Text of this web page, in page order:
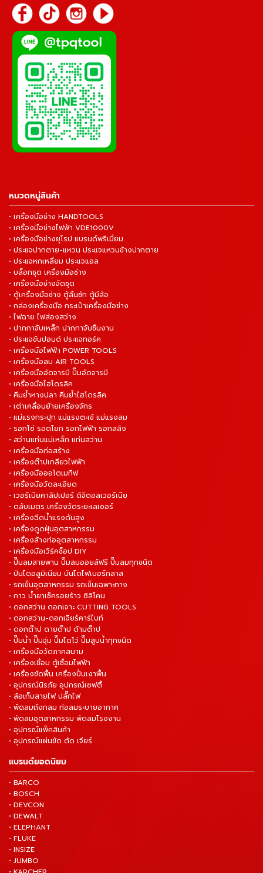
หมวดหมู่สินค้า
• เครื่องมือช่าง HANDTOOLS
• เครื่องมือช่างไฟฟ้า VDE1000V
• เครื่องมือช่างยุโรป แบรนด์พรีเมี่ยม
• ประแจปากตาย-แหวน ประแจแหวนข้างปากตาย
• ประแจหกเหลี่ยม ประแจแอล
• บล็อกชุด เครื่องมือช่าง
• เครื่องมือช่างจัดชุด
• ตู้เครื่องมือช่าง ตู้ลิ้นชัก ตู้มีล้อ
• กล่องเครื่องมือ กระเป๋าเครื่องมือช่าง
• ไฟฉาย ไฟส่องสว่าง
• ปากกาจับเหล็ก ปากกาจับชิ้นงาน
• ประแจขันปอนด์ ประแจทอร์ค
• เครื่องมือไฟฟ้า POWER TOOLS
• เครื่องมือลม AIR TOOLS
• เครื่องมืออัดจารบี ปั๊มอัดจารบี
• เครื่องมือไฮโดรลิค
• คีมย้ำหางปลา คีมย้ำไฮโดรลิค
• เต่าเคลื่อนย้ายเครื่องจักร
• แม่แรงกระปุก แม่แรงตะเข้ แม่แรงลม
• รอกโซ่ รอดโยก รอกไฟฟ้า รอกสลิง
• สว่านแท่นแม่เหล็ก แท่นสว่าน
• เครื่องมือก่อสร้าง
• เครื่องต๊าปเกลียวไฟฟ้า
• เครื่องมือออโตเมทีฟ
• เครื่องมือวัดละเอียด
• เวอร์เนียคาลิปเปอร์ ดิจิตอลเวอร์เนีย
• ตลับเมตร เครื่องวัดระยะเลเซอร์
• เครื่องฉีดน้ำแรงดันสูง
• เครื่องดูดฝุ่นอุตสาหกรรม
• เครื่องล้างท่ออุตสาหกรรม
• เครื่องมือเวิร์คช็อป DIY
• ปั๊มลมสายพาน ปั๊มลมออยล์ฟรี ปั๊มลมทุกชนิด
• ปันไดอลูมิเนียม บันไดไฟเบอร์กลาส
• รถเข็นอุตสาหกรรม รถเข็นเฉพาะทาง
• กาว น้ำยาเช็ครอยร้าว ซิลิโคน
• ดอกสว่าน ดอกเจาะ CUTTING TOOLS
• ดอกสว่าน-ดอกเจียร์คาร์ไบท์
• ดอกต๊าป ดายต๊าป ด้ามต๊าป
• ปั๊มน้ำ ปั๊มจุ่ม ปั๊มไดโว่ ปั๊มสูบน้ำทุกชนิด
• เครื่องมือวัดภาคสนาม
• เครื่องเชื่อม ตู้เชื่อมไฟฟ้า
• เครื่องขัดพื้น เครื่องปั่นเงาพื้น
• อุปกรณ์นิรภัย อุปกรณ์เซฟตี้
• ล้อเก็บสายไฟ ปลั๊กไฟ
• พัดลมถังกลม ท่อลมระบายอากาศ
• พัดลมอุตสาหกรรม พัดลมโรงงาน
• อุปกรณ์แพ็คสินค้า
• อุปกรณ์แผ่นขัด ตัด เจียร์
แบรนด์ยอดนิยม
• BARCO
• BOSCH
• DEVCON
• DEWALT
• ELEPHANT
• FLUKE
• INSIZE
• JUMBO